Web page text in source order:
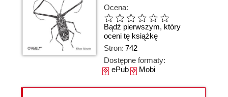
Ocena:
Bądź pierwszym, który
oceni tę książkę
Stron: 742
Dostępne formaty:
ePubMobi